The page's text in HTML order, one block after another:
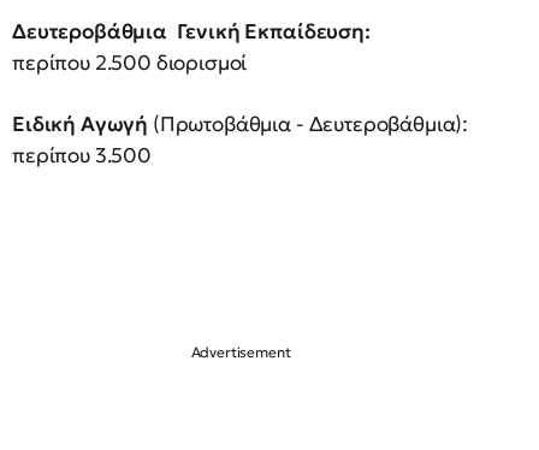
Δευτεροβάθμια Γενική Εκπαίδευση:
περίπου 2.500 διορισμοί
Ειδική Αγωγή (Πρωτοβάθμια - Δευτεροβάθμια):
περίπου 3.500